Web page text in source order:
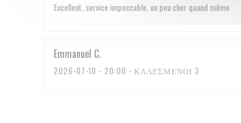
Excellent, service impeccable, un peu cher quand même
Emmanuel C
2026-07-10 - 20:00 - ΚΑΛΕΣΜΈΝΟΙ 3